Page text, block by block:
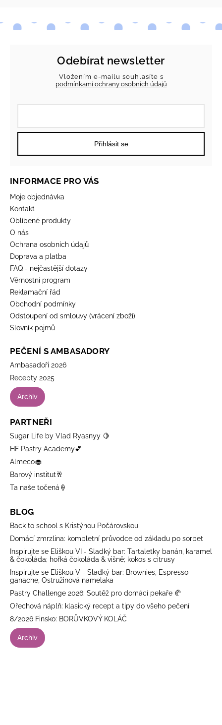
Odebírat newsletter
Vložením e-mailu souhlasíte s
podmínkami ochrany osobních údajů
Přihlásit se
INFORMACE PRO VÁS
Moje objednávka
Kontakt
Oblíbené produkty
O nás
Ochrana osobních údajů
Doprava a platba
FAQ - nejčastější dotazy
Věrnostní program
Reklamační řád
Obchodní podmínky
Odstoupení od smlouvy (vrácení zboží)
Slovník pojmů
PEČENÍ S AMBASADORY
Ambasadoři 2026
Recepty 2025
Archiv
PARTNEŘI
Sugar Life by Vlad Ryasnyy 🍋
HF Pastry Academy💕
Almeco🧁
Barový institut🥂
Ta naše točená🍦
BLOG
Back to school s Kristýnou Počárovskou
Domácí zmrzlina: kompletní průvodce od základu po sorbet
Inspirujte se Eliškou VI - Sladký bar: Tartaletky banán, karamel
& čokoláda; hořká čokoláda & višně; kokos s citrusy
Inspirujte se Eliškou V - Sladký bar: Brownies, Espresso
ganache, Ostružinová namelaka
Pastry Challenge 2026: Soutěž pro domácí pekaře 🥐
Ořechová náplň: klasický recept a tipy do všeho pečení
8/2026 Finsko: BORŮVKOVÝ KOLÁČ
Archiv